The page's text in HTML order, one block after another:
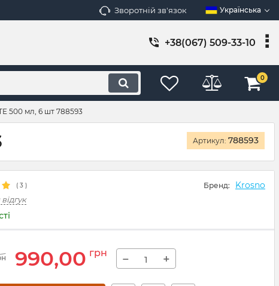
Зворотній зв'язок Українська
+38(067) 509-33-10
0
500 мл, 6 шт 788593
Артикул: 788593
( 3 ) Бренд: Krosno
990,00 грн − +